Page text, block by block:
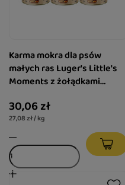
Karma mokra dla psów
małych ras Luger's Little's
Moments z żołądkami
185 g
30,06 zł
27,08 zł / kg